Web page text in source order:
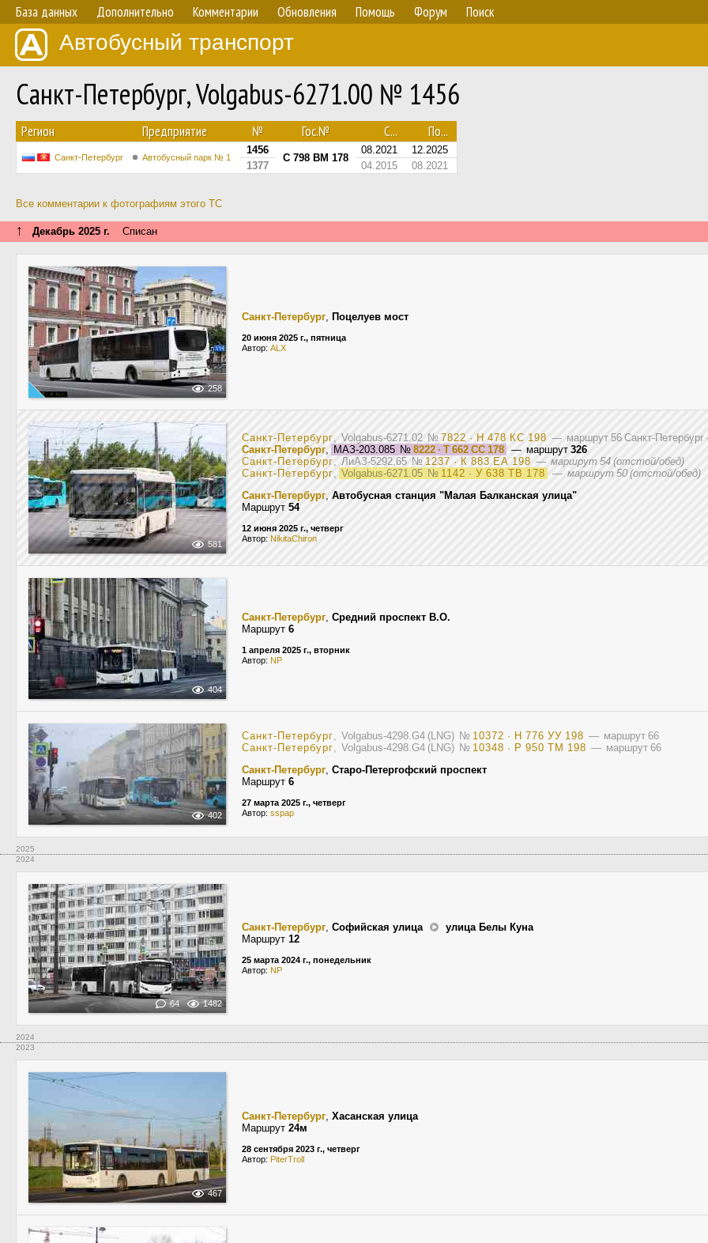
База данных Дополнительно Комментарии Обновления Помощь Форум Поиск
Автобусный транспорт
Санкт-Петербург, Volgabus-6271.00 № 1456
Регион Предприятие № Гос.№ С... По...
Санкт-Петербург Автобусный парк № 1
1456
С 798 ВМ 178
08.2021
12.2025
1377
04.2015 08.2021
Все комментарии к фотографиям этого ТС
↑ Декабрь 2025 г. Списан
258
Санкт-Петербург, Поцелуев мост
20 июня 2025 г., пятница
Автор: ALX
581
Санкт-Петербург, Volgabus-6271.02 № 7822 · Н 478 КС 198 — маршрут 56 Санкт-
Санкт-Петербург, МАЗ-203.085 № 8222 · Т 662 СС 178 — маршрут 326
Санкт-Петербург, ЛиАЗ-5292.65 № 1237 · К 883 ЕА 198 — маршрут 54 (отстой/обед)
Санкт-Петербург, Volgabus-6271.05 № 1142 · У 638 ТВ 178 — маршрут 50 (отстой/обед)
Санкт-Петербург, Автобусная станция "Малая Балканская улица"
Маршрут 54
12 июня 2025 г., четверг
Автор: NikitaChiron
404
Санкт-Петербург, Средний проспект В.О.
Маршрут 6
1 апреля 2025 г., вторник
Автор: NP
402
Санкт-Петербург, Volgabus-4298.G4 (LNG) № 10372 · Н 776 УУ 198 — маршрут 66
Санкт-Петербург, Volgabus-4298.G4 (LNG) № 10348 · Р 950 ТМ 198 — маршрут 66
Санкт-Петербург, Старо-Петергофский проспект
Маршрут 6
27 марта 2025 г., четверг
Автор: sspap
2025
2024
64 1482
Санкт-Петербург, Софийская улица
улица Белы Куна
Маршрут 12
25 марта 2024 г., понедельник
Автор: NP
2024
2023
467
Санкт-Петербург, Хасанская улица
Маршрут 24м
28 сентября 2023 г., четверг
Автор: PiterTroll